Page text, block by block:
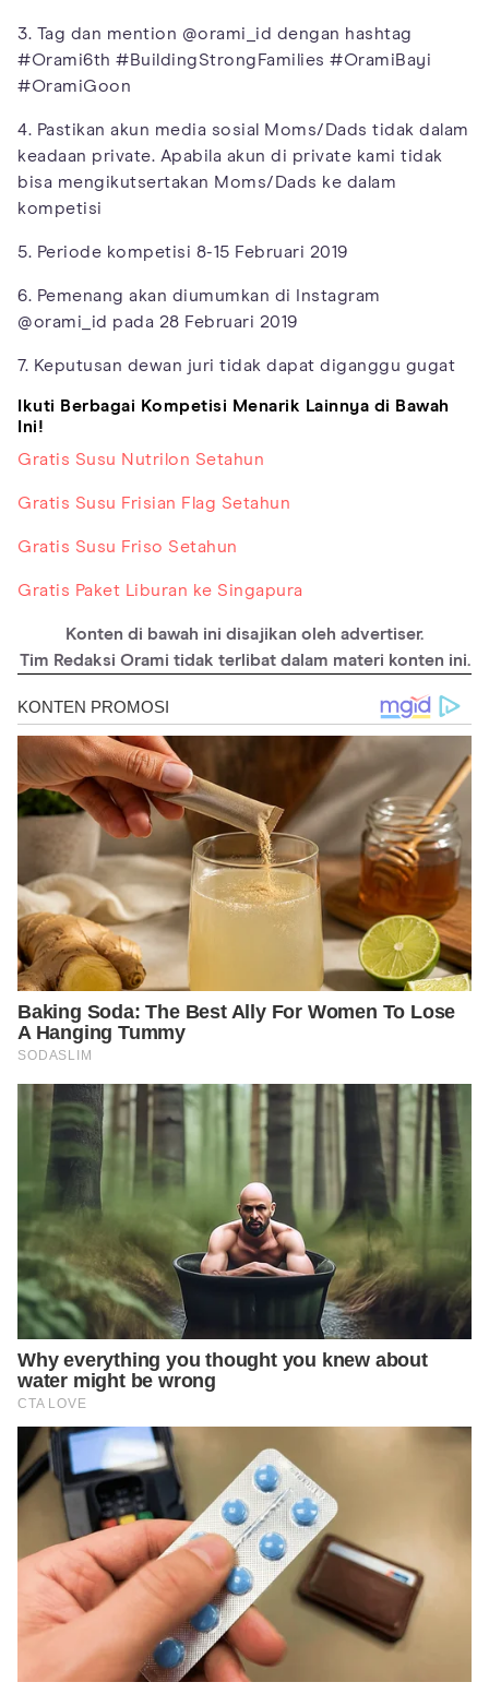
3. Tag dan mention @orami_id dengan hashtag
#Orami6th #BuildingStrongFamilies #OramiBayi
#OramiGoon
4. Pastikan akun media sosial Moms/Dads tidak dalam
keadaan private. Apabila akun di private kami tidak
bisa mengikutsertakan Moms/Dads ke dalam
kompetisi
5. Periode kompetisi 8-15 Februari 2019
6. Pemenang akan diumumkan di Instagram
@orami_id pada 28 Februari 2019
7. Keputusan dewan juri tidak dapat diganggu gugat
Ikuti Berbagai Kompetisi Menarik Lainnya di Bawah
Ini!
Gratis Susu Nutrilon Setahun
Gratis Susu Frisian Flag Setahun
Gratis Susu Friso Setahun
Gratis Paket Liburan ke Singapura
Konten di bawah ini disajikan oleh advertiser.
Tim Redaksi Orami tidak terlibat dalam materi konten ini.